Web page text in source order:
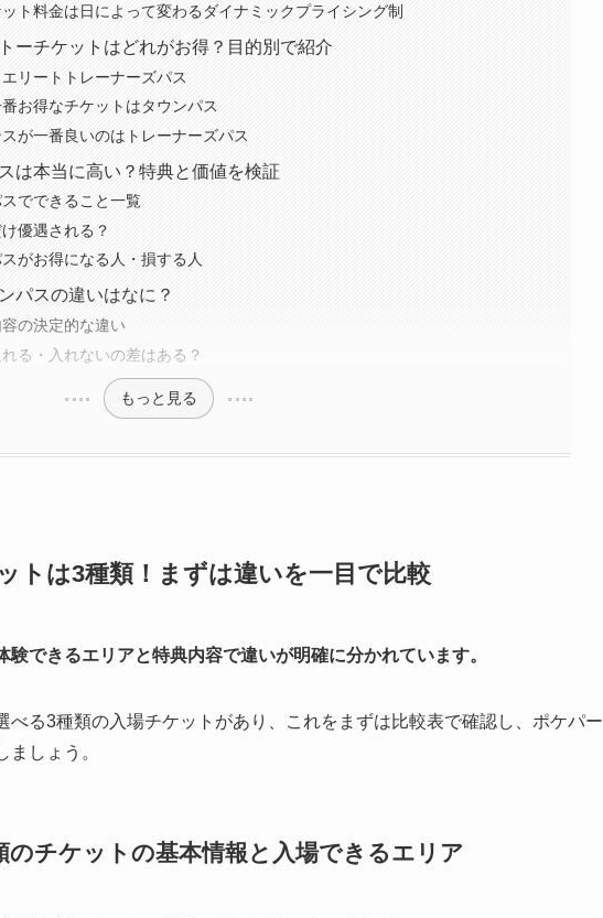
ト料金は日によって変わるダイナミックプライシング制
ーチケットはどれがお得？目的別で紹介
リートトレーナーズパス
お得なチケットはタウンパス
が一番良いのはトレーナーズパス
は本当に高い？特典と価値を検証
でできること一覧
優遇される？
がお得になる人・損する人
パスの違いはなに？
の決定的な違い
る・入れないの差はある？
もっと見る
トは3種類！まずは違いを一目で比較
できるエリアと特典内容で違いが明確に分かれています。
べる3種類の入場チケットがあり、これをまずは比較表で確認し、ポケパー
しょう。
チケットの基本情報と入場できるエリア